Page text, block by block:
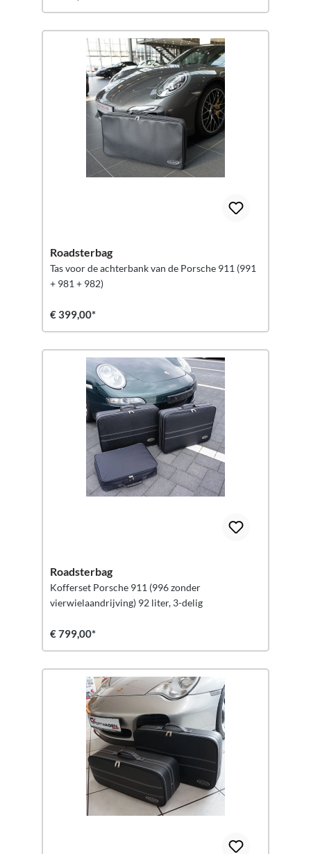
Roadsterbag
Tas voor de achterbank van de Porsche 911 (991
+ 981 + 982)
€ 399,00*
Roadsterbag
Kofferset Porsche 911 (996 zonder
vierwielaandrijving) 92 liter, 3-delig
€ 799,00*